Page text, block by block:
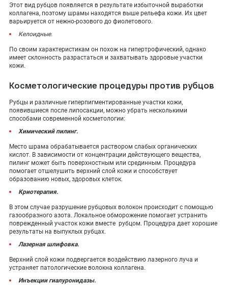
Этот вид рубцов появляется в результате избыточной выработки
коллагена, поэтому шрамы находятся выше рельефа кожи. Их цвет
варьируется от нежно-розового до фиолетового.
Келоидные.
По своим характеристикам он похож на гипертрофический, однако
имеет склонность разрастаться и захватывать здоровые участки
кожи.
Косметологические процедуры против рубцов
Рубцы и различные гиперпигментированные участки кожи,
появившиеся после липосакции, можно убрать несколькими
способами современной косметологии:
Химический пилинг.
Место шрама обрабатывается раствором слабых органических
кислот. В зависимости от концентрации действующего вещества,
пилинг может быть поверхностным или срединным. Процедура
помогает отшелушить верхний слой кожи и способствует
образованию новых, здоровых клеток.
Криотерапия.
В этом случае разрушение рубцовых волокон происходит с помощью
газообразного азота. Локальное обморожение помогает устранить
поврежденный участок кожи вместе рубцом. Процедура дает хорошие
результаты на выпуклых рубцах.
Лазерная шлифовка.
Верхний слой кожи подвергается воздействию лазерного луча и
устраняет патологические волокна коллагена.
Инъекции гиалуронидазы.